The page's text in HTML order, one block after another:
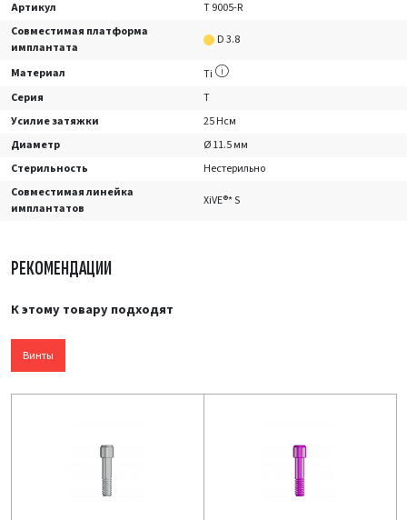
Артикул
T 9005-R
Совместимая платформа
имплантата
D 3.8
Материал
Ti
Серия
T
Усилие затяжки
25 Нсм
Диаметр
Ø 11.5 мм
Стерильность
Нестерильно
Совместимая линейка
имплантатов
XiVE®* S
РЕКОМЕНДАЦИИ
К этому товару подходят
Винты